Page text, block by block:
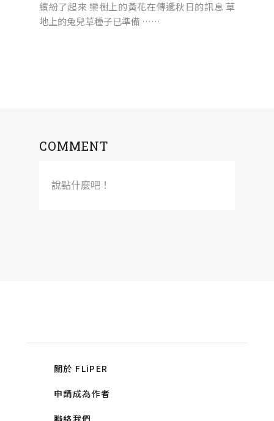
繽紛了起來 欒樹上的黃花在傳遞秋日的訊息 草
地上的兔兒草種子已準備 ……
COMMENT
說點什麼吧！
關於 FLiPER
申請成為作者
聯絡我們